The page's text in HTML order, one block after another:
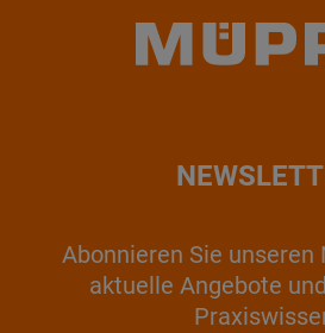
Abonnieren Sie
aktuelle Angebote